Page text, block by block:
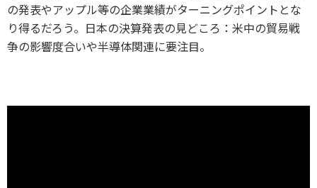
の発表やアップル等の企業業績がターニングポイントとな
り得るだろう。日本の決算発表の見どころ：米中の貿易戦
争の影響度合いや半導体関連に要注目。